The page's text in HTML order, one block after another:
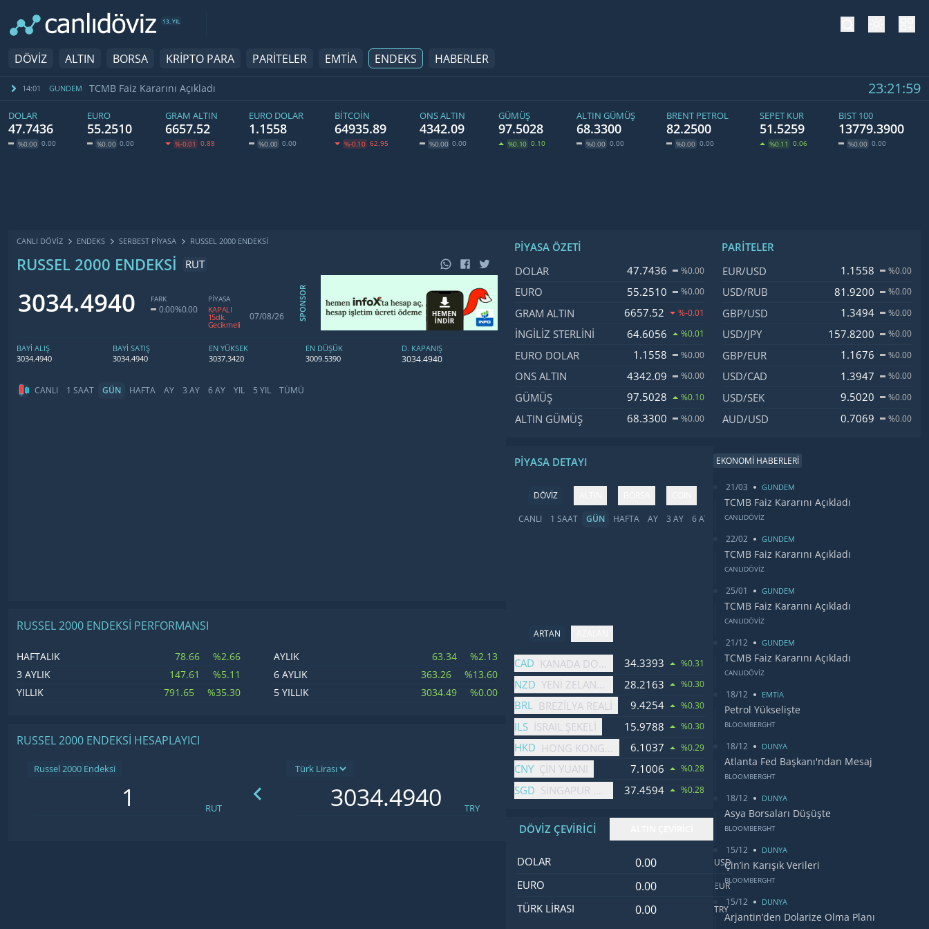
13. YIL
DÖVİZ ALTIN BORSA KRİPTO PARA PARİTELER EMTİA ENDEKS HABERLER
14:01 GUNDEM TCMB Faiz Kararını Açıkladı 23:21:59
DOLAR
47.7436
%0.00 0.00
EURO
55.2510
%0.00 0.00
GRAM ALTIN
6657.52
%-0.01 0.88
EURO DOLAR
1.1558
%0.00 0.00
BITCOIN
64935.89
%-0.10 62.95
ONS ALTIN
4342.09
%0.00 0.00
GÜMÜŞ
97.5028
%0.10 0.10
ALTIN GÜMÜŞ
68.3300
%0.00 0.00
BRENT PETROL
82.2500
%0.00 0.00
SEPET KUR
51.5259
%0.11 0.06
BIST 100
13779.3900
%0.00 0.00
CANLI DÖVİZ ENDEKS SERBEST PIYASA RUSSEL 2000 ENDEKSI
RUSSEL 2000 ENDEKSI RUT
3034.4940 FARK
0.00%0.00
PİYASA
KAPALI
15dk.
Gecikmeli
07/08/26 SPONSOR
BAYİ ALIŞ
3034.4940
BAYİ SATIŞ
3034.4940
EN YÜKSEK
3037.3420
EN DÜŞÜK
3009.5390
D. KAPANIŞ
3034.4940
CANLI 1 SAAT GÜN HAFTA AY 3 AY 6 AY YIL 5 YIL TÜMÜ
RUSSEL 2000 ENDEKSI PERFORMANSI
HAFTALIK 78.66 %2.66 AYLIK 63.34
%2.13
3 AYLIK
147.61 %5.11 6 AYLIK 363.26
%13.60
YILLIK
791.65 %35.30 5 YILLIK 3034.49 %0.00
RUSSEL 2000 ENDEKSI HESAPLAYICI
Russel 2000 Endeksi
RUT TRY
PIYASA ÖZETI
İsim, Kod Fiyat, Değişim
DOLAR 47.7436 %0.00
EURO 55.2510 %0.00
GRAM ALTIN 6657.52 %-0.01
İNGILIZ STERLINI 64.6056 %0.01
EURO DOLAR 1.1558 %0.00
ONS ALTIN 4342.09 %0.00
GÜMÜŞ 97.5028 %0.10
ALTIN GÜMÜŞ 68.3300 %0.00
PIYASA DETAYI
DÖVİZ
CANLI
1 SAAT GÜN HAFTA AY 3 AY 6 AY YIL 5 YIL TÜMÜ
ARTAN
İsim FiyatDeğişim
CAD KANADA DOLARI 34.3393 %0.31
NZD YENI ZELANDA DOLARI
28.2163 %0.30
BRL BREZILYA REALI 9.4254 %0.30
ILS İSRAIL ŞEKELI 15.9788 %0.30
HKD HONG KONG DOLARI6.1037 %0.29
CNY ÇIN YUANI 7.1006 %0.28
SGD SINGAPUR DOLARI37.4594 %0.28
DÖVİZ ÇEVİRİCİ
İsimDeğer
DOLAR Dolar değeri USD
EURO Euro değeri EUR
TÜRK LIRASI Türk Lirası değeri
TRY
PARITELER
İsim, Kod Fiyat, Değişim
EUR/USD 1.1558 %0.00
USD/RUB 81.9200 %0.00
GBP/USD 1.3494 %0.00
USD/JPY 157.8200 %0.00
GBP/EUR 1.1676 %0.00
USD/CAD 1.3947 %0.00
USD/SEK 9.5020 %0.00
AUD/USD 0.7069 %0.00
EKONOMİ HABERLERİ
21/03 GUNDEM
TCMB Faiz Kararını Açıkladı
CANLIDÖVİZ
22/02 GUNDEM
TCMB Faiz Kararını Açıkladı
CANLIDÖVİZ
25/01 GUNDEM
TCMB Faiz Kararını Açıkladı
CANLIDÖVİZ
21/12 GUNDEM
TCMB Faiz Kararını Açıkladı
CANLIDÖVİZ
18/12 EMTİA
Petrol Yükselişte
BLOOMBERGHT
18/12 DUNYA
Atlanta Fed Başkanı'ndan Mesaj
BLOOMBERGHT
18/12 DUNYA
Asya Borsaları Düşüşte
BLOOMBERGHT
15/12 DUNYA
Çin’in Karışık Verileri
BLOOMBERGHT
15/12 DUNYA
Arjantin’den Dolarize Olma Planı